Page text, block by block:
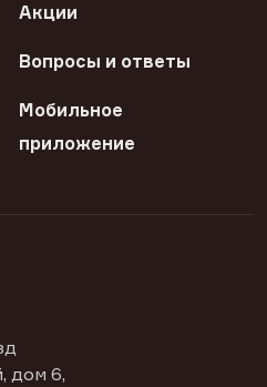
Акции
Вопросы и ответы
Мобильное
приложение
дом 6,